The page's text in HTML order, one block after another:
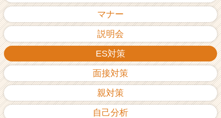
マナー
説明会
ES対策
面接対策
親対策
自己分析